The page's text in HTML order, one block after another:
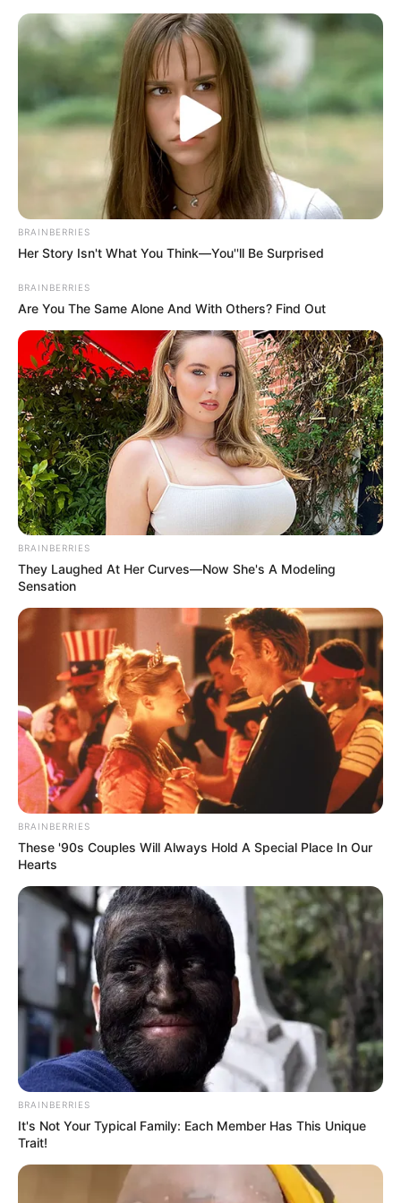
Перейти
Groza-news.info
Громада Закарпаття
ПОДІЇ
Закарпатські волонтери
озвучили першочергові потреби
для військових напередодні
зими
ЖОВ 16, 2022
В Ужгорродському прес-клубі озвучили потреби
військових, та ініціативи волонтерів, які вони
розгортають для збору необхідних речей та
коштів. Про те, чи складно в нинішніх умовах
BRAINBERRIES
Her Story Isn't What You Think—You''ll Be Surprised
BRAINBERRIES
Are You The Same Alone And With Others? Find Out
BRAINBERRIES
They Laughed At Her Curves—Now She's A Modeling
Sensation
BRAINBERRIES
These '90s Couples Will Always Hold A Special Place In Our
Hearts
BRAINBERRIES
It's Not Your Typical Family: Each Member Has This Unique
Trait!